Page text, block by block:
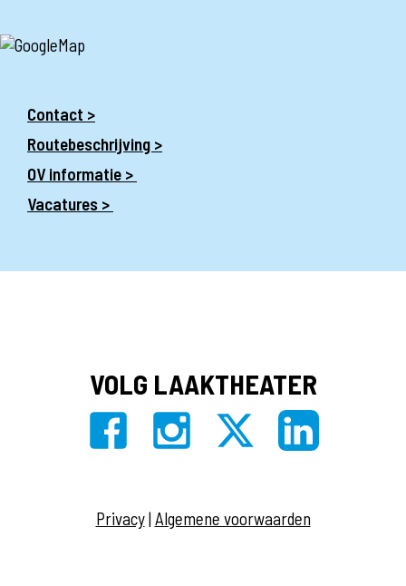
Contact >
Routebeschrijving >
OV informatie >
Vacatures >
VOLG LAAKTHEATER
Privacy| Algemene voorwaarden